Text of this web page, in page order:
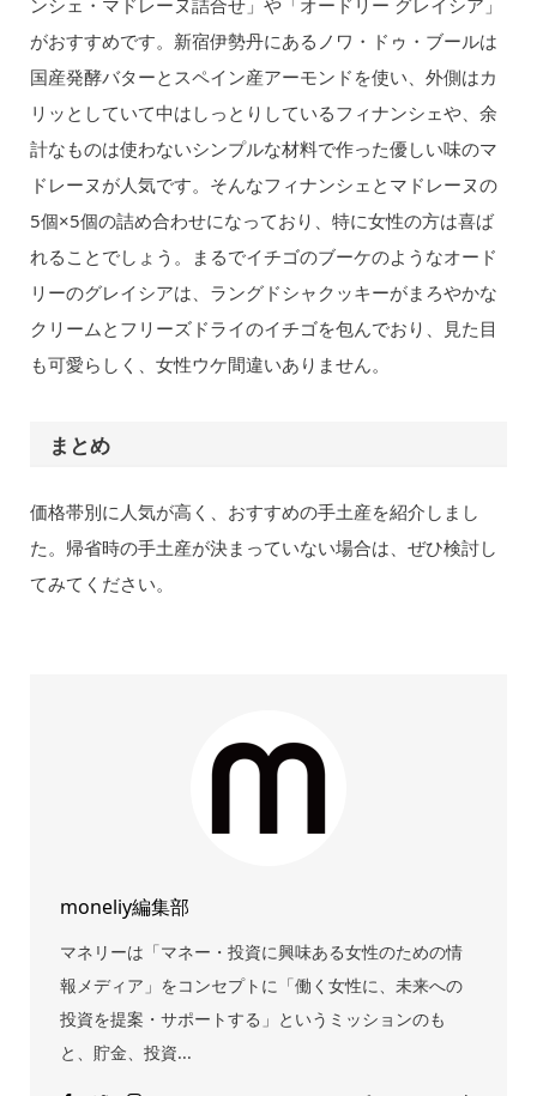
ンシェ・マドレーヌ詰合せ」や「オードリー グレイシア」
がおすすめです。新宿伊勢丹にあるノワ・ドゥ・ブールは
国産発酵バターとスペイン産アーモンドを使い、外側はカ
リッとしていて中はしっとりしているフィナンシェや、余
計なものは使わないシンプルな材料で作った優しい味のマ
ドレーヌが人気です。そんなフィナンシェとマドレーヌの
5個×5個の詰め合わせになっており、特に女性の方は喜ば
れることでしょう。まるでイチゴのブーケのようなオード
リーのグレイシアは、ラングドシャクッキーがまろやかな
クリームとフリーズドライのイチゴを包んでおり、見た目
も可愛らしく、女性ウケ間違いありません。
まとめ
価格帯別に人気が高く、おすすめの手土産を紹介しまし
た。帰省時の手土産が決まっていない場合は、ぜひ検討し
てみてください。
moneliy編集部
マネリーは「マネー・投資に興味ある女性のための情
報メディア」をコンセプトに「働く女性に、未来への
投資を提案・サポートする」というミッションのも
と、貯金、投資...